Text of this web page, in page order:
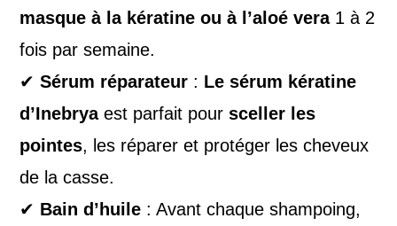
masque à la kératine ou à l’aloé vera1 à 2
fois par semaine.
✔Sérum réparateur : Le sérum kératine
d’Inebryaest parfait poursceller les
pointes, les réparer et protéger les cheveux
de la casse.
✔ Bain d’huile : Avant chaque shampoing,